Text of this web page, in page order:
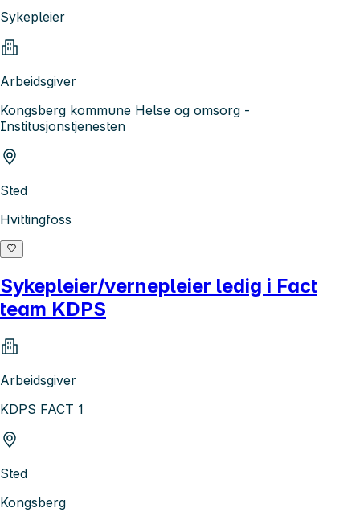
Sykepleier
Arbeidsgiver
Kongsberg kommune Helse og omsorg -
Institusjonstjenesten
Sted
Hvittingfoss
Sykepleier/vernepleier ledig i Fact
team KDPS
Arbeidsgiver
KDPS FACT 1
Sted
Kongsberg